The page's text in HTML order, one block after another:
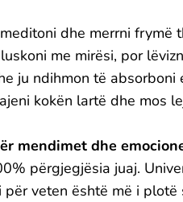
dhe merrni frymë
me mirësi, por
ju ndihmon të absorboni
kokën lartë dhe mos
mendimet dhe
përgjegjësia juaj.
veten është më i